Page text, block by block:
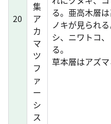
20
集
ア
カ
マ
ツ
フ
ァ
ー
シ
ス
る。亜高木層
ノキが見られ
シ、ニワトコ
る。
草本層はアズ